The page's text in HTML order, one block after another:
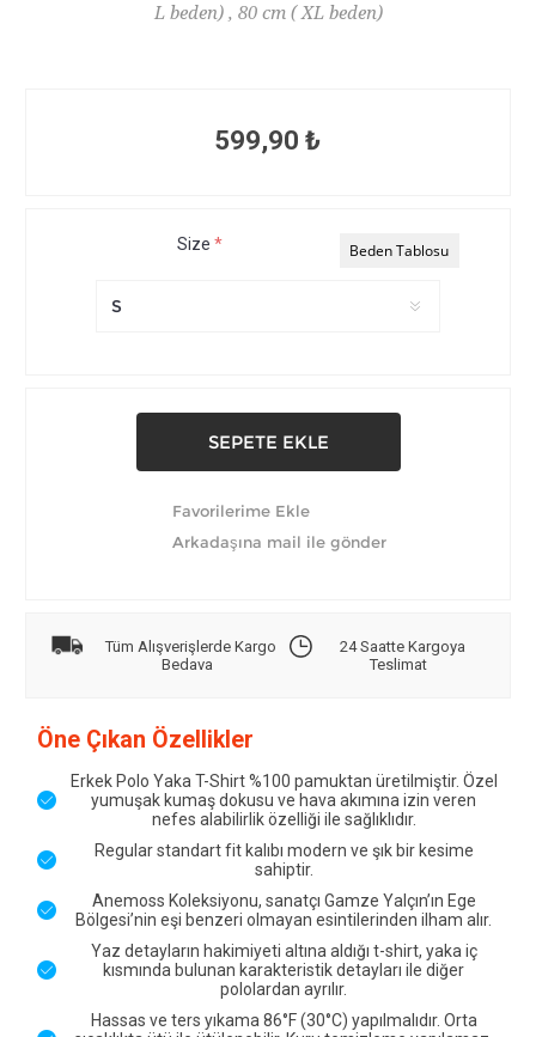
L beden) , 80 cm ( XL beden)
599,90 ₺
Beden Tablosu
Size *
Tüm Alışverişlerde Kargo
Bedava
24 Saatte Kargoya
Teslimat
Öne Çıkan Özellikler
Erkek Polo Yaka T-Shirt %100 pamuktan üretilmiştir. Özel
yumuşak kumaş dokusu ve hava akımına izin veren
nefes alabilirlik özelliği ile sağlıklıdır.
Regular standart fit kalıbı modern ve şık bir kesime
sahiptir.
Anemoss Koleksiyonu, sanatçı Gamze Yalçın’ın Ege
Bölgesi’nin eşi benzeri olmayan esintilerinden ilham alır.
Yaz detayların hakimiyeti altına aldığı t-shirt, yaka iç
kısmında bulunan karakteristik detayları ile diğer
pololardan ayrılır.
Hassas ve ters yıkama 86°F (30°C) yapılmalıdır. Orta